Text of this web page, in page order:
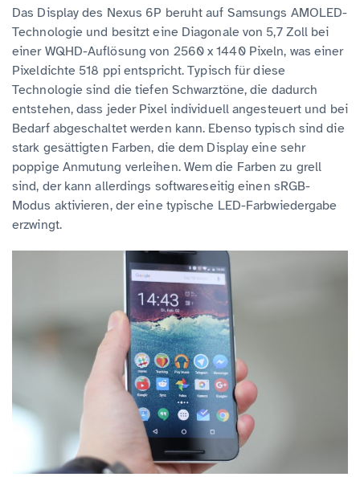
Das Display des Nexus 6P beruht auf Samsungs AMOLED-
Technologie und besitzt eine Diagonale von 5,7 Zoll bei
einer WQHD-Auflösung von 2560 x 1440 Pixeln, was einer
Pixeldichte 518 ppi entspricht. Typisch für diese
Technologie sind die tiefen Schwarztöne, die dadurch
entstehen, dass jeder Pixel individuell angesteuert und bei
Bedarf abgeschaltet werden kann. Ebenso typisch sind die
stark gesättigten Farben, die dem Display eine sehr
poppige Anmutung verleihen. Wem die Farben zu grell
sind, der kann allerdings softwareseitig einen sRGB-
Modus aktivieren, der eine typische LED-Farbwiedergabe
erzwingt.